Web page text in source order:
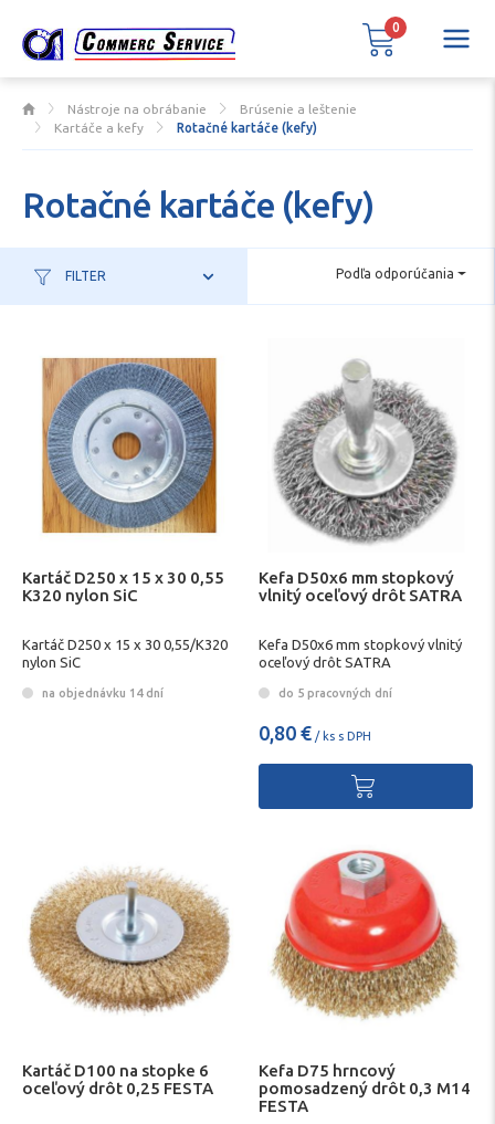
Nástroje na obrábanie
Brúsenie a leštenie
Kartáče a kefy
Rotačné kartáče (kefy)
Rotačné kartáče (kefy)
FILTER Podľa odporúčania
Kartáč D250 x 15 x 30 0,55
K320 nylon SiC
Kartáč D250 x 15 x 30 0,55/K320
nylon SiC
na objednávku 14 dní
Kefa D50x6 mm stopkový
vlnitý oceľový drôt SATRA
Kefa D50x6 mm stopkový vlnitý
oceľový drôt SATRA
do 5 pracovných dní
0,80 € / ks s DPH
Kartáč D100 na stopke 6
oceľový drôt 0,25 FESTA
Kefa D75 hrncový
pomosadzený drôt 0,3 M14
FESTA
0